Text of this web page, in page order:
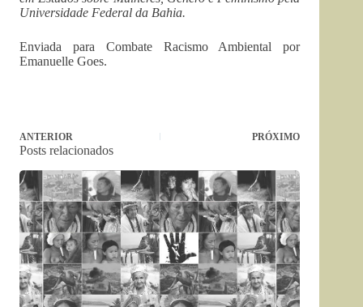
Universidade Federal da Bahia.
Enviada para Combate Racismo Ambiental por
Emanuelle Goes.
ANTERIOR PRÓXIMO
Posts relacionados